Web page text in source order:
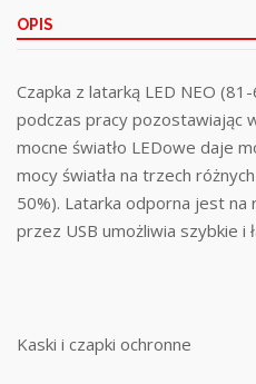
OPIS
Czapka z latarką LED NEO
podczas pracy pozostawiając
mocne światło LEDowe daje
mocy światła na trzech
50%). Latarka odporna jest
przez USB umożliwia szybkie i
Kaski i czapki ochronne